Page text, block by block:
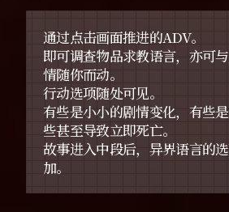
通过点击画面推进的ADV。
即可调查物品求教语言，亦可
情随你而动。
行动选项随处可见。
有些是小小的剧情变化，有些
些甚至导致立即死亡。
故事进入中段后，异界语言的
加。